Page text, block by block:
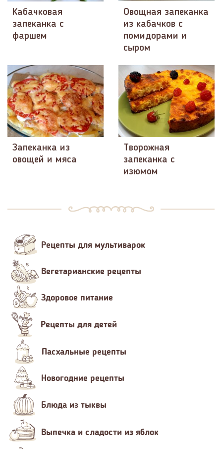
Кабачковая
запеканка с
фаршем
Овощная запеканка
из кабачков с
помидорами и
сыром
Запеканка из
овощей и мяса
Творожная
запеканка с
изюмом
Рецепты для мультиварок
Вегетарианские рецепты
Здоровое питание
Рецепты для детей
Пасхальные рецепты
Новогодние рецепты
Блюда из тыквы
Выпечка и сладости из яблок